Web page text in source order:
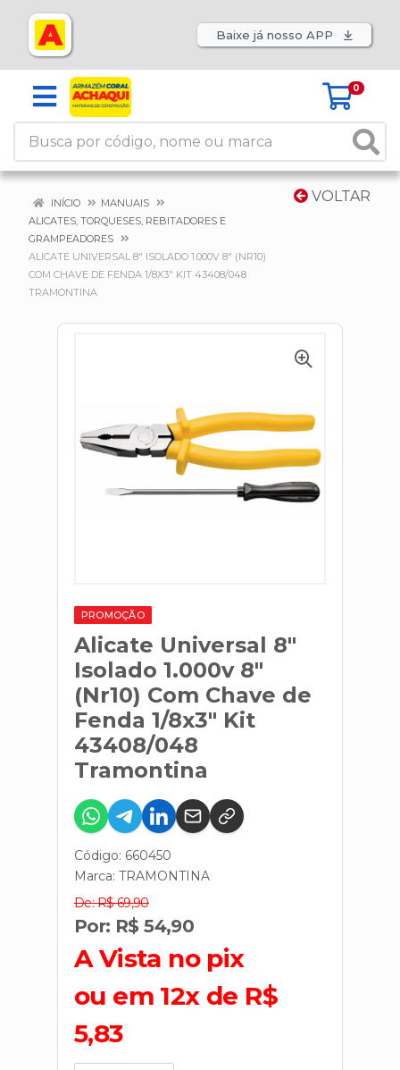
Baixe já nosso APP
0
VOLTAR
INÍCIO
MANUAIS
ALICATES, TORQUESES, REBITADORES E
GRAMPEADORES
ALICATE UNIVERSAL 8" ISOLADO 1.000V 8" (NR10)
COM CHAVE DE FENDA 1/8X3" KIT 43408/048
TRAMONTINA
PROMOÇÃO
Alicate Universal 8"
Isolado 1.000v 8"
(Nr10) Com Chave de
Fenda 1/8x3" Kit
43408/048
Tramontina
Código: 660450
Marca: TRAMONTINA
De: R$ 69,90
Por: R$ 54,90
A Vista no pix
ou em 12x de R$
5,83